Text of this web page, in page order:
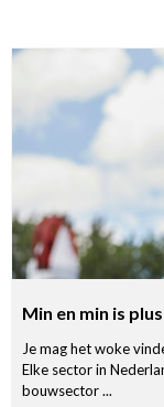
Min en min is plus
Je mag het woke
Elke sector in
bouwsector ...